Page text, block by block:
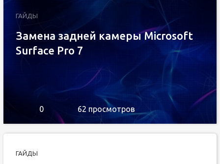
ГАЙДЫ
Замена задней камеры Microsoft
Surface Pro 7
0 62 просмотров
ГАЙДЫ